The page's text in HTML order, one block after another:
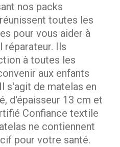
nos packs
toutes les
pour vous aider à
réparateur. Ils
à toutes les
aux enfants
s'agit de matelas en
d'épaisseur 13 cm et
Confiance textile
ne contiennent
pour votre santé.